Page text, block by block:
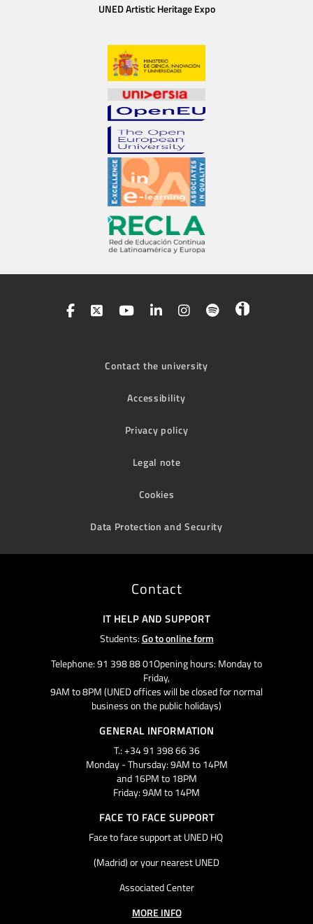
UNED Artistic Heritage Expo
Contact the university
Accessibility
Privacy policy
Legal note
Cookies
Data Protection and Security
Contact
IT HELP AND SUPPORT
Students:Go to online form
Telephone: 91 398 88 01Opening hours: Monday to
Friday,
9AM to 8PM (UNED offices will be closed for normal
business on the public holidays)
GENERAL INFORMATION
T.: +34 91 398 66 36
Monday - Thursday: 9AM to 14PM
and 16PM to 18PM
Friday: 9AM to 14PM
FACE TO FACE SUPPORT
Face to face support at UNED HQ
(Madrid) or your nearest UNED
Associated Center
MORE INFO